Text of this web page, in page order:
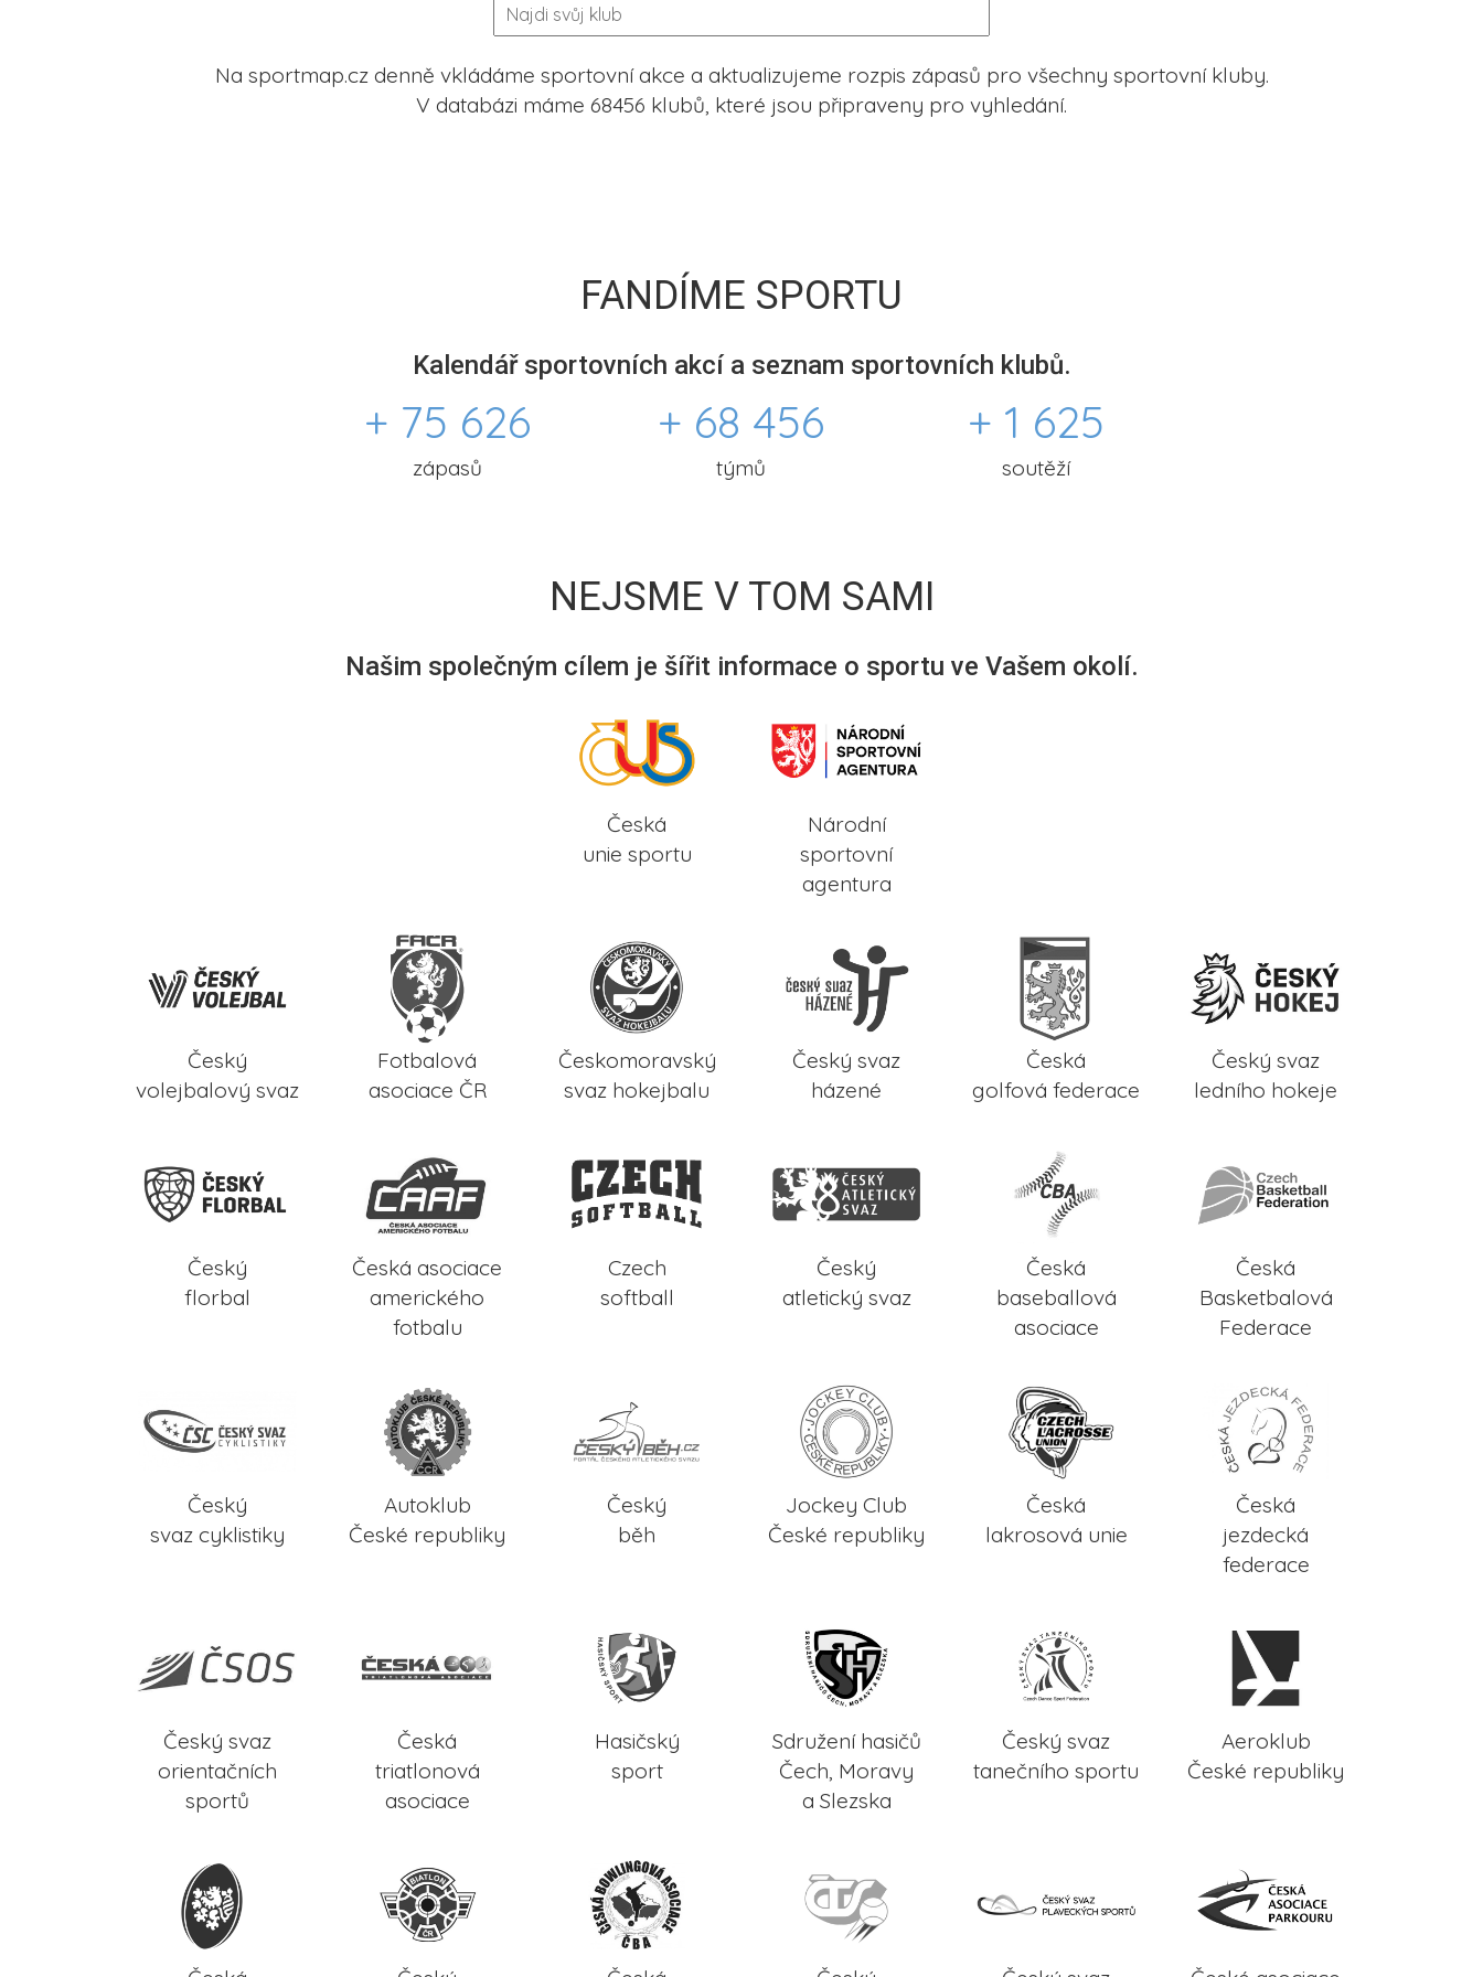
Na sportmap.cz denně vkládáme sportovní akce a aktualizujeme rozpis zápasů pro všechny sportovní kluby.
V databázi máme 68456 klubů, které jsou připraveny pro vyhledání.
FANDÍME SPORTU
Kalendář sportovních akcí a seznam sportovních klubů.
+ 75 626
zápasů
+ 68 456
týmů
+ 1 625
soutěží
NEJSME V TOM SAMI
Našim společným cílem je šířit informace o sportu ve Vašem okolí.
Česká
unie sportu
Národní
sportovní
agentura
Český
volejbalový svaz
Fotbalová
asociace ČR
Českomoravský
svaz hokejbalu
Český svaz
házené
Česká
golfová federace
Český svaz
ledního hokeje
Český
florbal
Česká asociace
amerického
fotbalu
Czech
softball
Český
atletický svaz
Česká
baseballová
asociace
Česká
Basketbalová
Federace
Český
svaz cyklistiky
Autoklub
České republiky
Český
běh
Jockey Club
České republiky
Česká
lakrosová unie
Česká
jezdecká
federace
Český svaz
orientačních
sportů
Česká
triatlonová
asociace
Hasičský
sport
Sdružení hasičů
Čech, Moravy
a Slezska
Český svaz
tanečního sportu
Aeroklub
České republiky